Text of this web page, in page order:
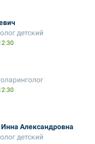
детский
Александровна
детский